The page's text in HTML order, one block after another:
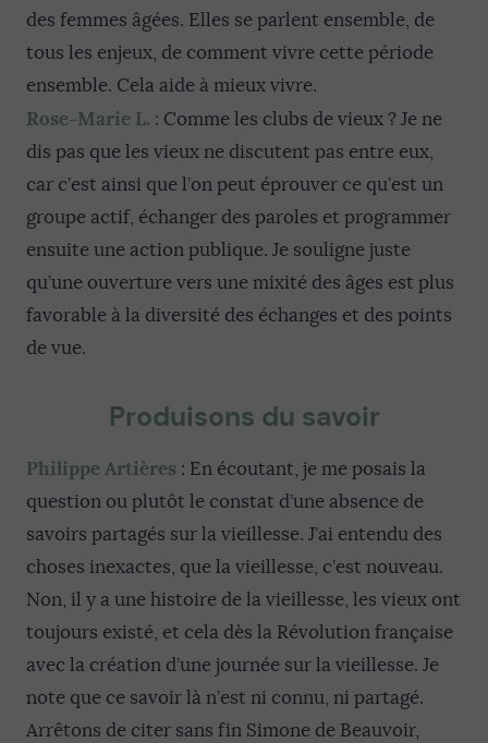
des femmes âgées. Elles se parlent ensemble, de
tous les enjeux, de comment vivre cette période
ensemble. Cela aide à mieux vivre.
Rose-Marie L. : Comme les clubs de vieux ? Je ne
dis pas que les vieux ne discutent pas entre eux,
car c’est ainsi que l’on peut éprouver ce qu’est un
groupe actif, échanger des paroles et programmer
ensuite une action publique. Je souligne juste
qu’une ouverture vers une mixité des âges est plus
favorable à la diversité des échanges et des points
de vue.
Produisons du savoir
Philippe Artières : En écoutant, je me posais la
question ou plutôt le constat d’une absence de
savoirs partagés sur la vieillesse. J’ai entendu des
choses inexactes, que la vieillesse, c’est nouveau.
Non, il y a une histoire de la vieillesse, les vieux ont
toujours existé, et cela dès la Révolution française
avec la création d’une journée sur la vieillesse. Je
note que ce savoir là n’est ni connu, ni partagé.
Arrêtons de citer sans fin Simone de Beauvoir,